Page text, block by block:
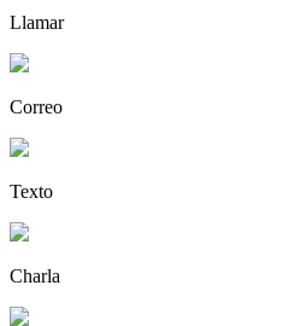
Llamar
Correo
Texto
Charla